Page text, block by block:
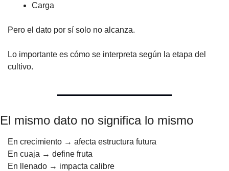
Carga
Pero el dato por sí solo no alcanza.
Lo importante es cómo se interpreta según la etapa del
cultivo.
El mismo dato no significa lo mismo
En crecimiento → afecta estructura futura
En cuaja → define fruta
En llenado → impacta calibre